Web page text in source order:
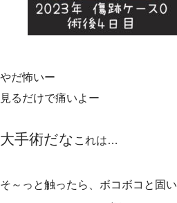
やだ怖いー
見るだけで痛いよー
大手術だな これは…
そ～っと触ったら、ボコボコと固い